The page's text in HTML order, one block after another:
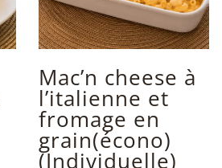
Mac’n cheese à
l’italienne et
fromage en
grain(écono)
(Individuelle)